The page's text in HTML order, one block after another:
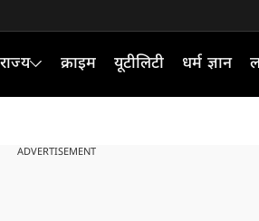
राज्य क्राइम यूटीलिटी धर्म ज्ञान
ADVERTISEMENT